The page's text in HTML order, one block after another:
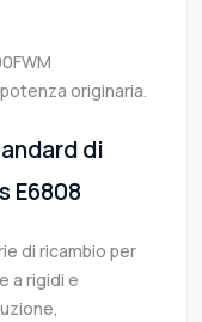
originaria.
di
E6808
di ricambio per
a rigidi e